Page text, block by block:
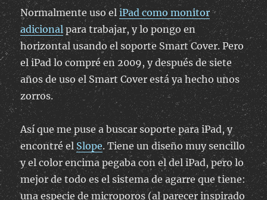
Normalmente uso eliPad como monitor
adicionalpara trabajar, y lo pongo en
horizontal usando el soporte Smart Cover. Pero
el iPad lo compré en 2009, y después de siete
años de uso el Smart Cover está ya hecho unos
zorros.
Así que me puse a buscar soporte para iPad, y
encontré el Slope. Tiene un diseño muy sencillo
y el color encima pegaba con el del iPad, pero lo
mejor de todo es el sistema de agarre que tiene:
una especie de microporos (al parecer inspirado